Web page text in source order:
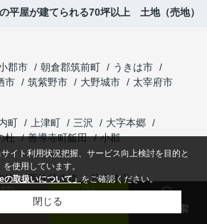
平屋が建てられる70坪以上 土地（売地）
郡市 朝倉郡筑前町
うきは市
市 筑紫野市 大野城市
太宰府市
町 上津町 三沢
大字本郷
杜 善導寺町飯田
小郡
線 西鉄甘木線
甘木鉄道
長崎本線 九州新幹線
西鉄太宰府線
物件検索
イト利用状況把握、サービス向上検討を目的と
使用しています。
の取扱いについて」をご確認ください。
閉じる